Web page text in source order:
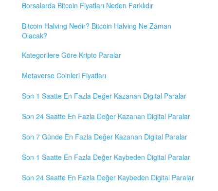
Borsalarda Bitcoin Fiyatları Neden Farklıdır
Bitcoin Halving Nedir? Bitcoin Halving Ne Zaman
Olacak?
Kategorilere Göre Kripto Paralar
Metaverse Coinleri Fiyatları
Son 1 Saatte En Fazla Değer Kazanan Digital Paralar
Son 24 Saatte En Fazla Değer Kazanan Digital Paralar
Son 7 Günde En Fazla Değer Kazanan Digital Paralar
Son 1 Saatte En Fazla Değer Kaybeden Digital Paralar
Son 24 Saatte En Fazla Değer Kaybeden Digital Paralar